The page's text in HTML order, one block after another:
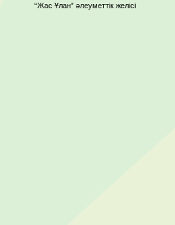
“Жас Ұлан” әлеуметтік желісі